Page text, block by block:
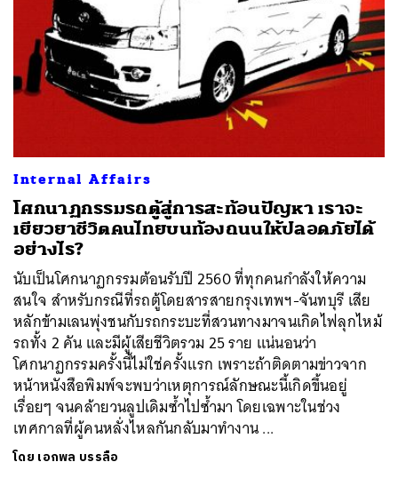
Internal Affairs
โศกนาฏกรรมรถตู้สู่การสะท้อนปัญหา เราจะ
เยียวยาชีวิตคนไทยบนท้องถนนให้ปลอดภัยได้
อย่างไร?
นับเป็นโศกนาฏกรรมต้อนรับปี 2560 ที่ทุกคนกำลังให้ความ
สนใจ สำหรับกรณีที่รถตู้โดยสารสายกรุงเทพฯ-จันทบุรี เสีย
หลักข้ามเลนพุ่งชนกับรถกระบะที่สวนทางมาจนเกิดไฟลุกไหม้
รถทั้ง 2 คัน และมีผู้เสียชีวิตรวม 25 ราย แน่นอนว่า
โศกนาฏกรรมครั้งนี้ไม่ใช่ครั้งแรก เพราะถ้าติดตามข่าวจาก
หน้าหนังสือพิมพ์จะพบว่าเหตุการณ์ลักษณะนี้เกิดขึ้นอยู่
เรื่อยๆ จนคล้ายวนลูปเดิมซ้ำไปซ้ำมา โดยเฉพาะในช่วง
เทศกาลที่ผู้คนหลั่งไหลกันกลับมาทำงาน ...
โดย เอกพล บรรลือ
SHARE TWEET LINE EMAIL